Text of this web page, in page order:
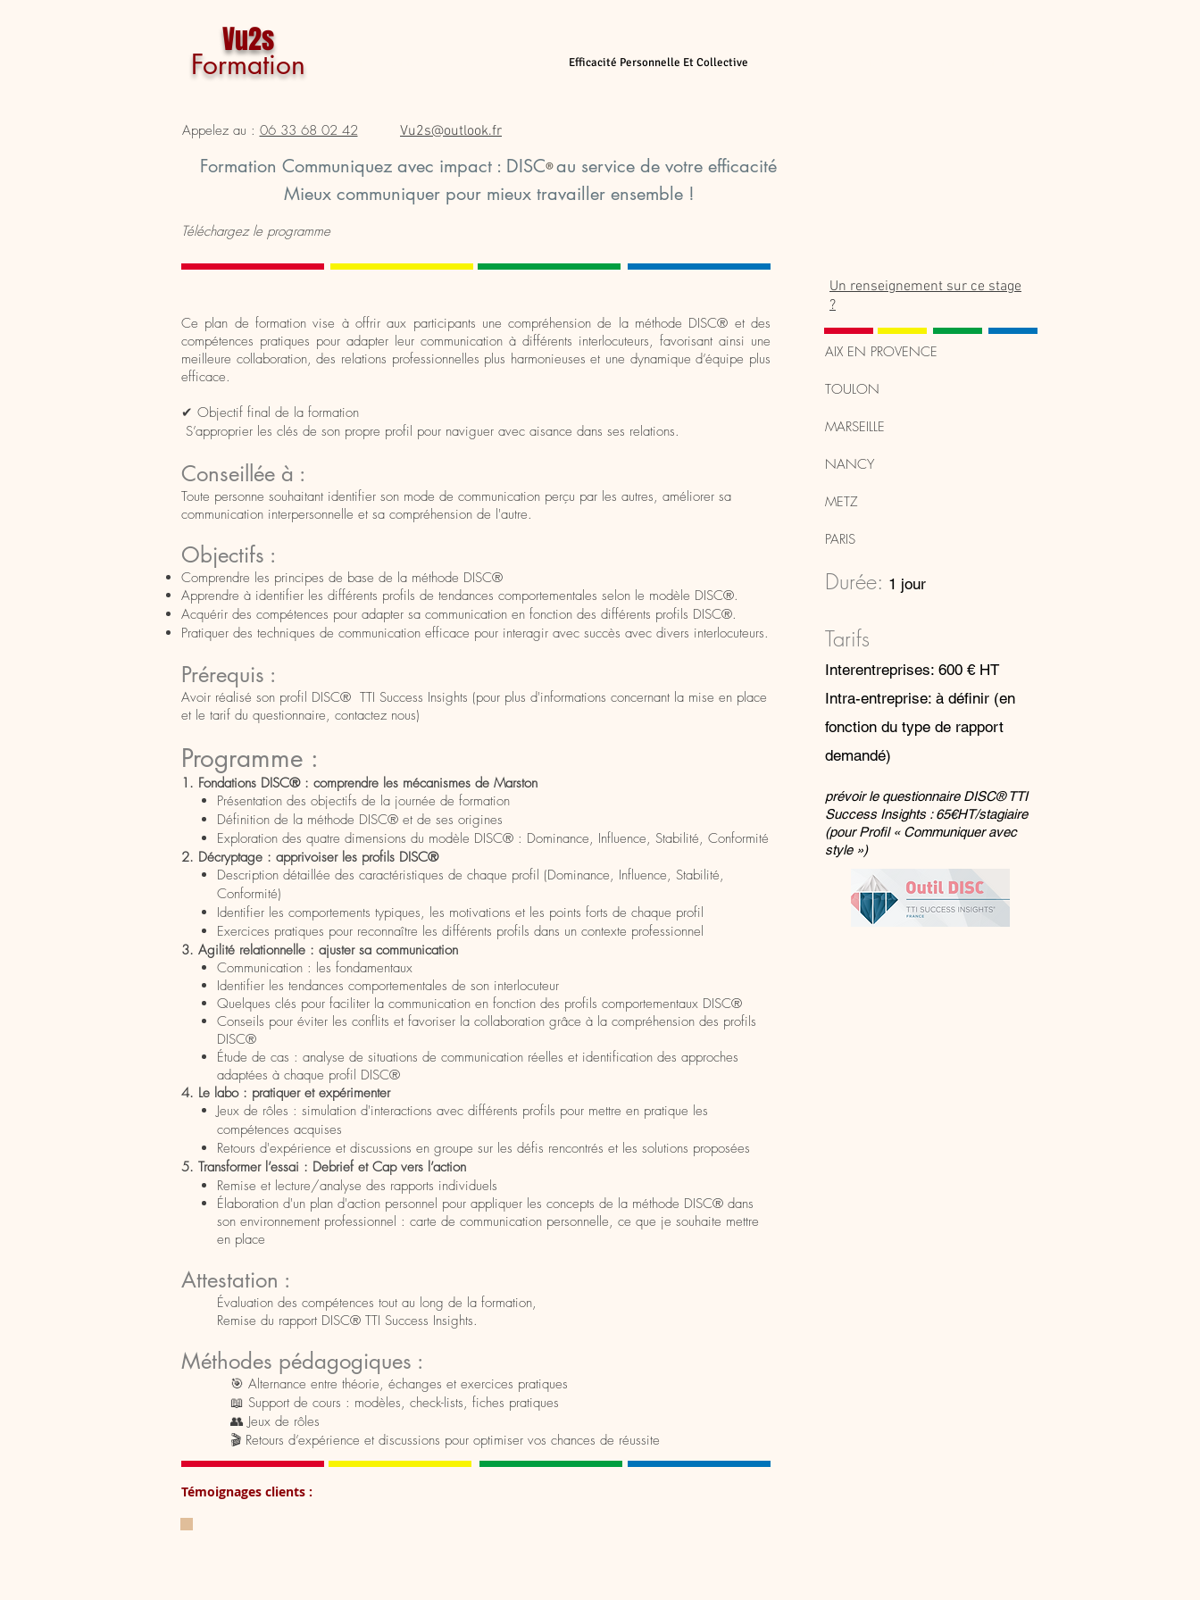
Vu2s
Formation Efficacité Personnelle Et Collective
Appelez au : 06 33 68 02 42 Vu2s@outlook.fr
Formation Communiquez avec impact : DISC®au service de votre efficacité
Mieux communiquer pour mieux travailler ensemble !
Téléchargez le programme
Un renseignement sur ce stage
?
Ce plan de formation vise à offrir aux participants une compréhension de la méthode DISC® et des
compétences pratiques pour adapter leur communication à différents interlocuteurs, favorisant ainsi une
meilleure collaboration, des relations professionnelles plus harmonieuses et une dynamique d’équipe plus
efficace.
✔ Objectif final de la formation
S’approprier les clés de son propre profil pour naviguer avec aisance dans ses relations.
Conseillée à :
Toute personne souhaitant identifier son mode de communication perçu par les autres, améliorer sa
communication interpersonnelle et sa compréhension de l'autre.
Objectifs :
Comprendre les principes de base de la méthode DISC®
Apprendre à identifier les différents profils de tendances comportementales selon le modèle DISC®.
Acquérir des compétences pour adapter sa communication en fonction des différents profils DISC®.
Pratiquer des techniques de communication efficace pour interagir avec succès avec divers interlocuteurs.
Prérequis :
Avoir réalisé son profil DISC® TTI Success Insights (pour plus d'informations concernant la mise en place
et le tarif du questionnaire, contactez nous)
Programme :
1. Fondations DISC® : comprendre les mécanismes de Marston
Présentation des objectifs de la journée de formation
Définition de la méthode DISC® et de ses origines
Exploration des quatre dimensions du modèle DISC® : Dominance, Influence, Stabilité, Conformité
2. Décryptage : apprivoiser les profils DISC®
Description détaillée des caractéristiques de chaque profil (Dominance, Influence, Stabilité,
Conformité)
Identifier les comportements typiques, les motivations et les points forts de chaque profil
Exercices pratiques pour reconnaître les différents profils dans un contexte professionnel
3. Agilité relationnelle : ajuster sa communication
Communication : les fondamentaux
Identifier les tendances comportementales de son interlocuteur
Quelques clés pour faciliter la communication en fonction des profils comportementaux DISC®
Conseils pour éviter les conflits et favoriser la collaboration grâce à la compréhension des profils
DISC®
Étude de cas : analyse de situations de communication réelles et identification des approches
adaptées à chaque profil DISC®
4. Le labo : pratiquer et expérimenter
Jeux de rôles : simulation d'interactions avec différents profils pour mettre en pratique les
compétences acquises
Retours d'expérience et discussions en groupe sur les défis rencontrés et les solutions proposées
5. Transformer l’essai : Debrief et Cap vers l’action
Remise et lecture/analyse des rapports individuels
Élaboration d'un plan d'action personnel pour appliquer les concepts de la méthode DISC® dans
son environnement professionnel : carte de communication personnelle, ce que je souhaite mettre
en place
Attestation :
Évaluation des compétences tout au long de la formation,
Remise du rapport DISC® TTI Success Insights.
Méthodes pédagogiques :
🎯 Alternance entre théorie, échanges et exercices pratiques
📖 Support de cours : modèles, check-lists, fiches pratiques
👥 Jeux de rôles
🎬 Retours d’expérience et discussions pour optimiser vos chances de réussite
​AIX EN PROVENCE
TOULON
MARSEILLE
NANCY
​METZ
PARIS
Durée: 1 jour
Tarifs
Interentreprises: 600 € HT
Intra-entreprise: à définir (en
fonction du type de rapport
demandé)
prévoir le questionnaire DISC® TTI
Success Insights : 65€HT/stagiaire
(pour Profil « Communiquer avec
style »)
Témoignages clients :